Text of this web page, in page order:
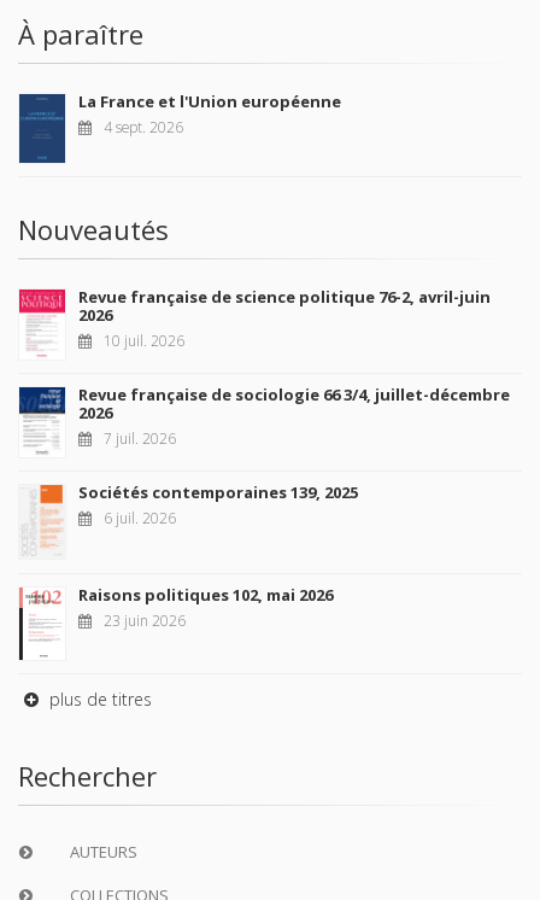
À paraître
La France et l'Union européenne
4 sept. 2026
Nouveautés
Revue française de science politique 76-2, avril-juin
2026
10 juil. 2026
Revue française de sociologie 66 3/4, juillet-décembre
2026
7 juil. 2026
Sociétés contemporaines 139, 2025
6 juil. 2026
Raisons politiques 102, mai 2026
23 juin 2026
plus de titres
Rechercher
AUTEURS
COLLECTIONS